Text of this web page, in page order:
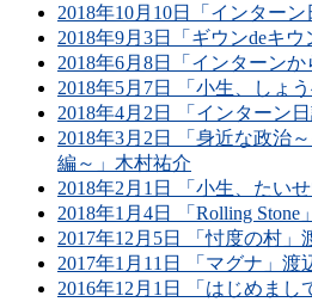
2018年10月10日「インター
2018年9月3日「ギウンdeキ
2018年6月8日「インターン
2018年5月7日 「小生、しょ
2018年4月2日 「インターン
2018年3月2日 「身近な政治
編～」木村祐介
2018年2月1日 「小生、たい
2018年1月4日 「Rolling Stone
2017年12月5日 「忖度の村」
2017年1月11日 「マグナ」渡
2016年12月1日 「はじめまし